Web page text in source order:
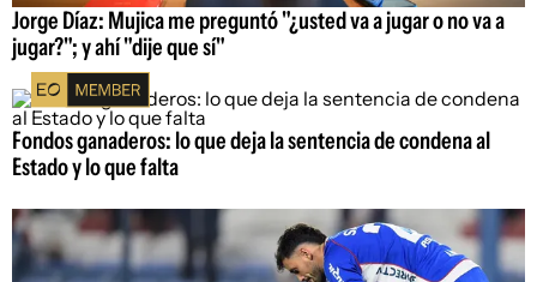
Jorge Díaz: Mujica me preguntó "¿usted va a jugar o no va a
jugar?"; y ahí "dije que sí"
Fondos ganaderos: lo que deja la sentencia de condena al
Estado y lo que falta